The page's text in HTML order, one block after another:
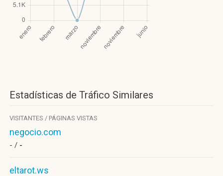
Estadísticas de Tráfico Similares
VISITANTES / PÁGINAS VISTAS
negocio.com
- / -
eltarot.ws